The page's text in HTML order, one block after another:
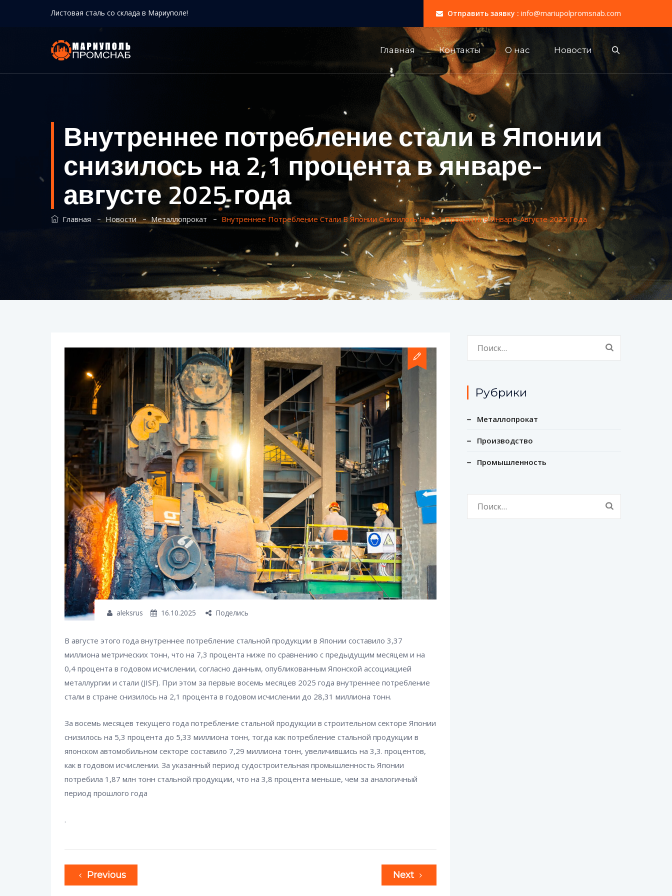
Листовая сталь со склада в Мариуполе! Отправить заявку : info@mariupolpromsnab.com
Главная Контакты О нас Новости
Внутреннее потребление стали в Японии
снизилось на 2,1 процента в январе-
августе 2025 года
Главная – Новости–Металлопрокат – Внутреннее Потребление Стали В Японии Снизилось На 2,1 Процента В Январе-Августе 2025 Года
aleksrus 16.10.2025 Поделись
В августе этого года внутреннее потребление стальной продукции в Японии составило 3,37
миллиона метрических тонн, что на 7,3 процента ниже по сравнению с предыдущим месяцем и на
0,4 процента в годовом исчислении, согласно данным, опубликованным Японской ассоциацией
металлургии и стали (JISF). При этом за первые восемь месяцев 2025 года внутреннее потребление
стали в стране снизилось на 2,1 процента в годовом исчислении до 28,31 миллиона тонн.
За восемь месяцев текущего года потребление стальной продукции в строительном секторе Японии
снизилось на 5,3 процента до 5,33 миллиона тонн, тогда как потребление стальной продукции в
японском автомобильном секторе составило 7,29 миллиона тонн, увеличившись на 3,3. процентов,
как в годовом исчислении. За указанный период судостроительная промышленность Японии
потребила 1,87 млн ​​тонн стальной продукции, что на 3,8 процента меньше, чем за аналогичный
период прошлого года
.
Previous Next
Рубрики
Металлопрокат
Производство
Промышленность